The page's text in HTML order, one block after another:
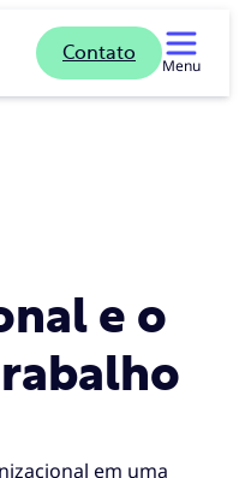
Contato
Menu
e o
em uma